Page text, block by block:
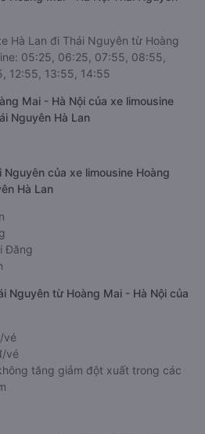
Hà Lan đi Thái Nguyên từ Hoàng
05:25, 06:25, 07:55, 08:55,
12:55, 13:55, 14:55
Mai - Hà Nội của xe limousine
Nguyên Hà Lan
của xe limousine Hoàng
Hà Lan
Đăng
Nguyên từ Hoàng Mai - Hà Nội của
vé
vé
tăng giảm đột xuất trong các